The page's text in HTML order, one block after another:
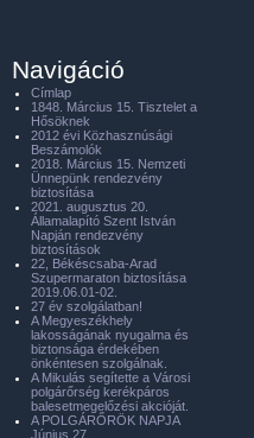
Navigáció
Címlap
1848. Március 15. Tisztelet a
Hősöknek
2012 évi Közhasznúsági
Beszámolók
2018. Március 15. Nemzeti
Ünnepünk rendezvény
biztosítása
2021. augusztus 20.
Államalapító Szent István
Napján rendezvény
biztosítások
22, Békéscsaba-Arad
Szupermaraton biztosítása
2019.06.01-02.
27 év szolgálatban!
A Megyeszékhely
lakosságának nyugalma és
biztonsága érdekében
önkéntesen szolgálnak.
A Mikulás segítette a Városi
polgárőrség kerékpáros
balesetmegelőzési akcióját.
A POLGÁRŐRÖK NAPJA
Június 27.